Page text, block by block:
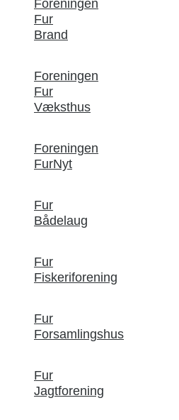
Foreningen
Fur
Brand
Foreningen
Fur
Væksthus
Foreningen
FurNyt
Fur
Bådelaug
Fur
Fiskeriforening
Fur
Forsamlingshus
Fur
Jagtforening